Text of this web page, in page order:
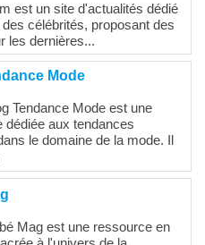
est un site d'actualités dédié
célébrités, proposant des
les dernières...
Mode
Tendance Mode est une
dédiée aux tendances
le domaine de la mode. Il
Mag est une ressource en